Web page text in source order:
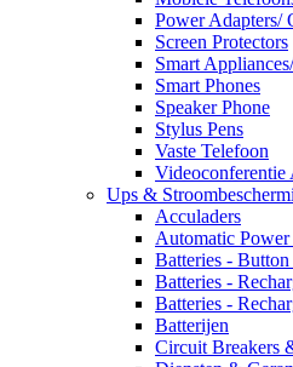
Power Adapters/
Screen Protectors
Smart
Smart Phones
Speaker Phone
Stylus Pens
Vaste Telefoon
Videoconferentie
Ups &
Acculaders
Automatic Power
Batteries -
Batteries -
Batteries -
Batterijen
Circuit Breakers